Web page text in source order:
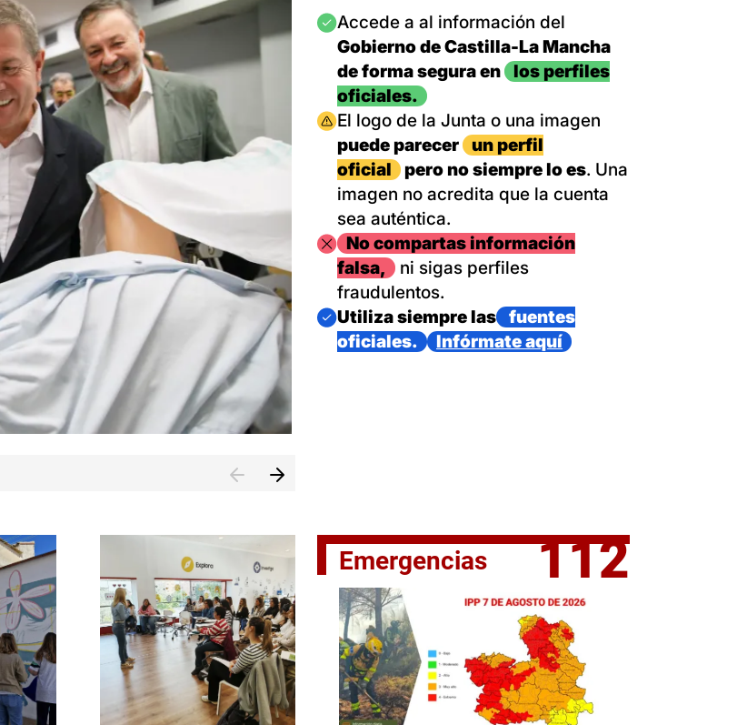
El jefe del Ejecutivo castellanomanchego, Emiliano García-
Imagen
Accede a al información del
Gobierno de Castilla-La Mancha
de forma segura en
los perfiles
oficiales.
Imagen
El logo de la Junta o una imagen
puede parecer
un perfil
oficial
pero no siempre lo es. Una
imagen no acredita que la cuenta
sea auténtica.
ImagenNo compartas información
falsa,
ni sigas perfiles
fraudulentos.
Imagen
Utiliza siempre las
fuentes
oficiales.
Infórmate aquí
Emergencias 112